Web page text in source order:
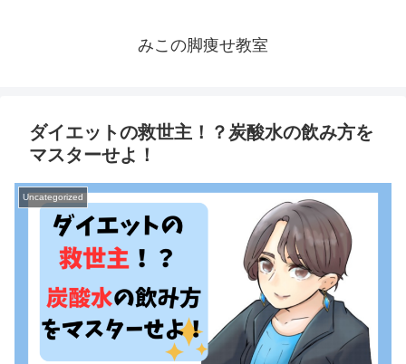
みこの脚痩せ教室
ダイエットの救世主！？炭酸水の飲み方を
マスターせよ！
Uncategorized